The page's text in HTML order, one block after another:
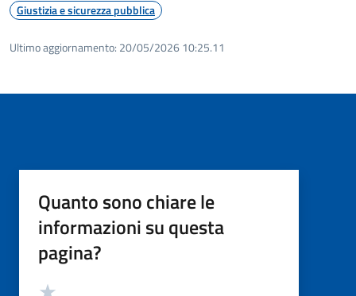
Giustizia e sicurezza pubblica
Ultimo aggiornamento: 20/05/2026 10:25.11
Quanto sono chiare le
informazioni su questa
pagina?
Valutazione